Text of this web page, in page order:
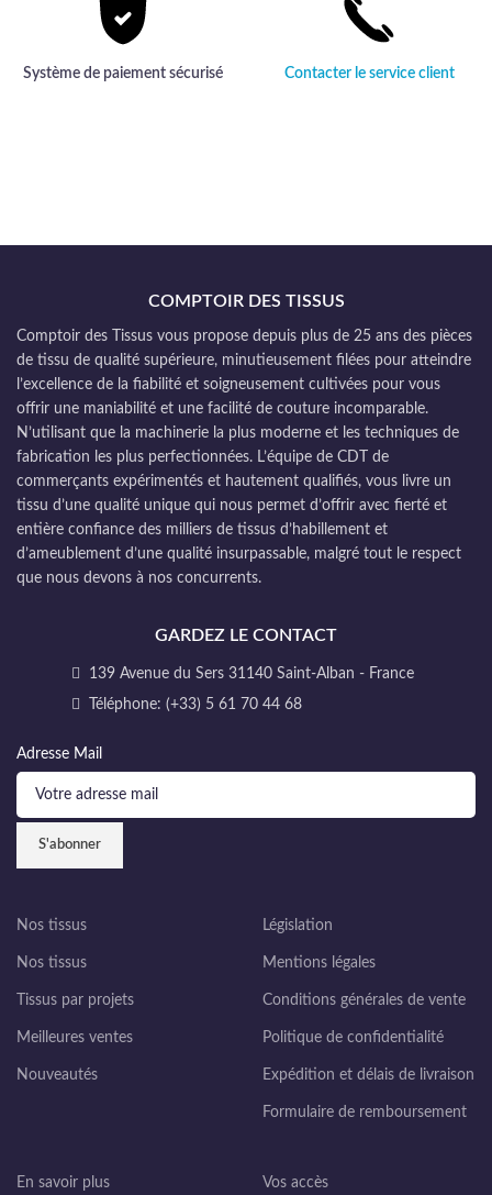
Système de paiement sécurisé Contacter le service client
COMPTOIR DES TISSUS
Comptoir des Tissus vous propose depuis plus de 25 ans des pièces
de tissu de qualité supérieure, minutieusement filées pour atteindre
l’excellence de la fiabilité et soigneusement cultivées pour vous
offrir une maniabilité et une facilité de couture incomparable.
N’utilisant que la machinerie la plus moderne et les techniques de
fabrication les plus perfectionnées. L’équipe de CDT de
commerçants expérimentés et hautement qualifiés, vous livre un
tissu d’une qualité unique qui nous permet d’offrir avec fierté et
entière confiance des milliers de tissus d’habillement et
d’ameublement d’une qualité insurpassable, malgré tout le respect
que nous devons à nos concurrents.
GARDEZ LE CONTACT
139 Avenue du Sers 31140 Saint-Alban - France
Téléphone: (+33) 5 61 70 44 68
Adresse Mail
Nos tissus
Nos tissus
Tissus par projets
Meilleures ventes
Nouveautés
Législation
Mentions légales
Conditions générales de vente
Politique de confidentialité
Expédition et délais de livraison
Formulaire de remboursement
En savoir plus Vos accès